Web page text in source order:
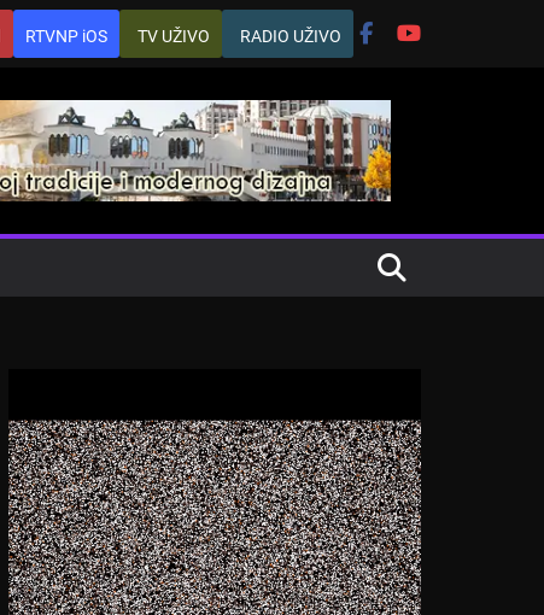
RTVNP iOS TV UŽIVO RADIO UŽIVO